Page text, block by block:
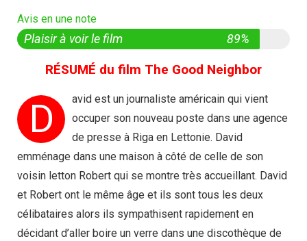
Avis en une note
Plaisir à voir le film 89%
RÉSUMÉ du film The Good Neighbor
D
avid est un journaliste américain qui vient
occuper son nouveau poste dans une agence
de presse à Riga en Lettonie. David
emménage dans une maison à côté de celle de son
voisin letton Robert qui se montre très accueillant. David
et Robert ont le même âge et ils sont tous les deux
célibataires alors ils sympathisent rapidement en
décidant d’aller boire un verre dans une discothèque de